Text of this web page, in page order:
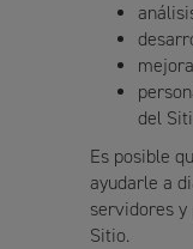
del
Es posible
ayudarle a
servidores
Sitio.